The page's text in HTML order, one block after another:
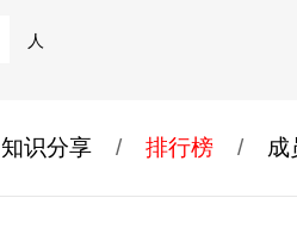
人
知识分享 / 排行榜 / 成